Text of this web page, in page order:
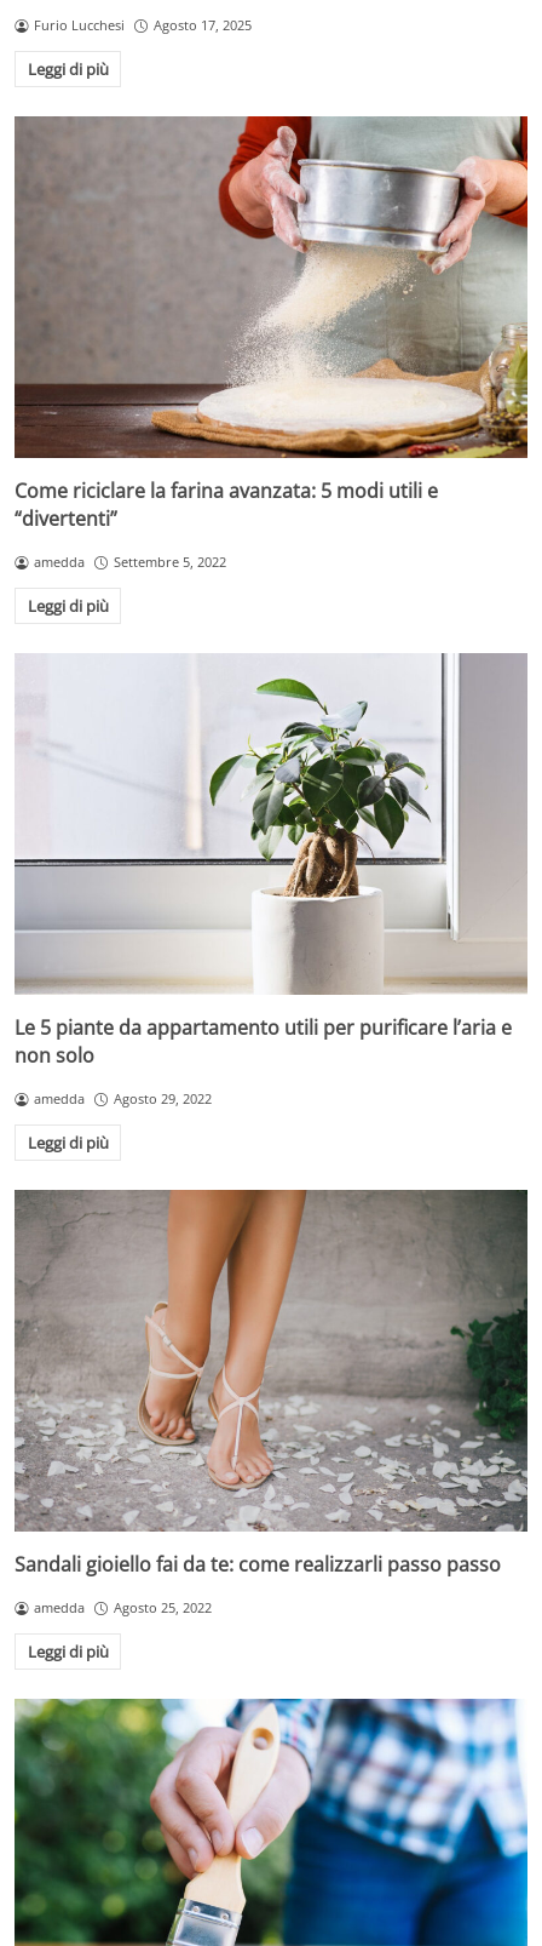
Furio Lucchesi Agosto 17, 2025
Leggi di più
Come riciclare la farina avanzata: 5 modi utili e
“divertenti”
amedda Settembre 5, 2022
Leggi di più
Le 5 piante da appartamento utili per purificare l’aria e
non solo
amedda Agosto 29, 2022
Leggi di più
Sandali gioiello fai da te: come realizzarli passo passo
amedda Agosto 25, 2022
Leggi di più